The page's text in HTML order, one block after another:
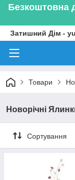
Безкоштовна
Затишний Дім -
Товари
Новорічні
Сортування